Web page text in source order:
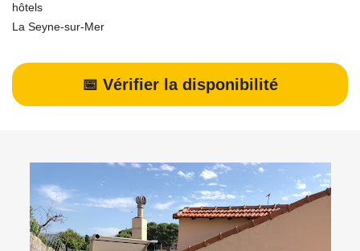
hôtels
La Seyne-sur-Mer
📅 Vérifier la disponibilité